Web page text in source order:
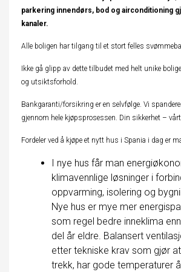
parkering innendørs, bod og airconditioning
kanaler.
Alle boligen har tilgang til et stort felles
Ikke gå glipp av dette tilbudet med helt unike
og utsiktsforhold.
Bankgaranti/forsikring er en selvfølge. Vi
gjennom hele kjøpsprosessen. Din sikkerhet –
Fordeler ved å kjøpe et nytt hus i Spania i dag er
I nye hus får man
klimavennlige løsninger i
oppvarming, isolering og
Nye hus er mye mer
som regel bedre inneklima
del år eldre. Balansert
etter tekniske krav som gjør
trekk, har gode temperaturer